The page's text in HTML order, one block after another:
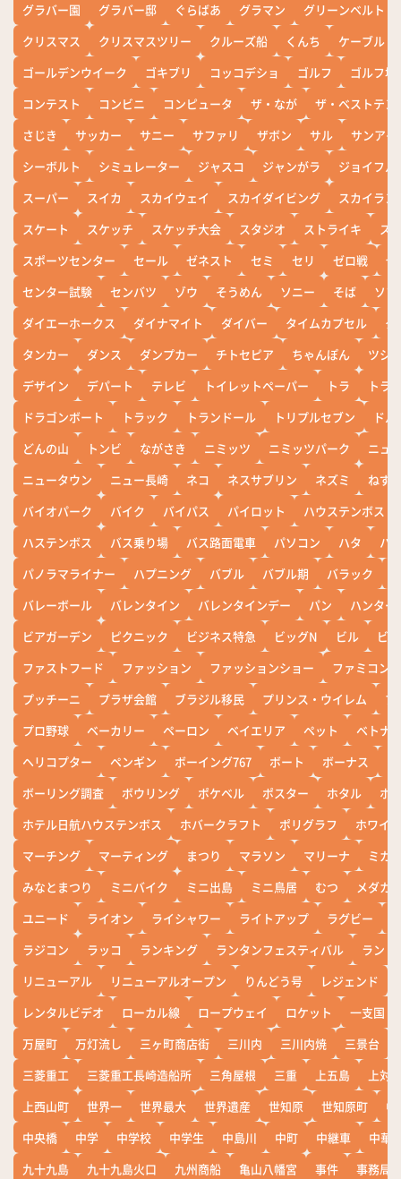
グラバー園
グラバー邸 ぐらばあ グラマン
グリーンベルト
クリスマス
クリスマスツリー クルーズ船 くんち
ケーブル
ゴールデンウイーク
ゴキブリ コッコデショ ゴルフ
ゴルフ場
コンテスト
コンビニ コンピュータ ザ・なが
ザ・ベストテン
さじき
サッカー サニー サファリ ザボン サル
サンアイ
シーボルト
シミュレーター ジャスコ ジャンがラ
ジョイフル
スーパー
スイカ スカイウェイ スカイダイビング
スカイラン
スケート
スケッチ スケッチ大会 スタジオ ストライキ
ス
スポーツセンター
セール ゼネスト セミ セリ ゼロ戦
ぜ
センター試験
センバツ ゾウ そうめん ソニー そば
ソ
ダイエーホークス
ダイナマイト ダイバー タイムカプセル
タ
タンカー
ダンス ダンプカー チトセピア ちゃんぽん
ツシ
デザイン
デパート テレビ トイレットペーパー トラ
トラ
ドラゴンボート
トラック トランドール トリプルセブン
ド
どんの山
トンビ ながさき ニミッツ ニミッツパーク
ニュ
ニュータウン
ニュー長崎 ネコ ネスサブリン ネズミ
ねず
バイオパーク
バイク バイパス パイロット
ハウステンボス
ハステンボス
バス乗り場 バス路面電車 パソコン ハタ
ハ
パノラマライナー
ハプニング バブル バブル期 バラック
バレーボール
バレンタイン バレンタインデー パン
ハンター
ビアガーデン
ピクニック ビジネス特急 ビッグN ビル
ビワ
ファストフード
ファッション ファッションショー
ファミコン
プッチーニ
プラザ会館 ブラジル移民 プリンス・ウイレム
ブ
プロ野球
ベーカリー ペーロン ベイエリア ペット
ベトナ
ヘリコプター
ペンギン ボーイング767 ボート ボーナス
ボーリング調査
ボウリング ポケベル ポスター ホタル
ホ
ホテル日航ハウステンボス
ホバークラフト ポリグラフ
ホワイ
マーチング
マーティング まつり マラソン マリーナ
ミカ
みなとまつり
ミニバイク ミニ出島 ミニ鳥居 むつ
メダカ
ユニード
ライオン ライシャワー ライトアップ ラグビー
ラジコン
ラッコ ランキング ランタンフェスティバル
ランド
リニューアル
リニューアルオープン りんどう号 レジェンド
レンタルビデオ
ローカル線 ロープウェイ ロケット
一支国
万屋町
万灯流し 三ヶ町商店街 三川内 三川内焼 三景台
三菱重工
三菱重工長崎造船所 三角屋根 三重 上五島
上対
上西山町
世界一 世界最大 世界遺産 世知原 世知原町
中
中央橋
中学 中学校 中学生 中島川 中町 中継車
中華
九十九島
九十九島火口 九州商船 亀山八幡宮 事件
事務局